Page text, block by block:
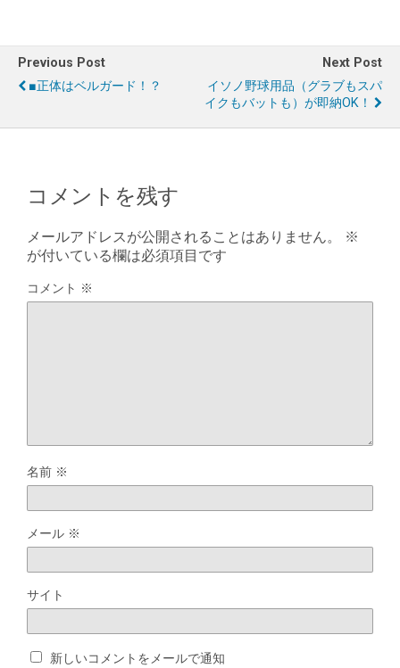
Previous Post
■正体はベルガード！？
Next Post
イソノ野球用品（グラブもスパ
イクもバットも）が即納OK！
コメントを残す
メールアドレスが公開されることはありません。
※
が付いている欄は必須項目です
コメント ※
名前 ※
メール ※
サイト
新しいコメントをメールで通知